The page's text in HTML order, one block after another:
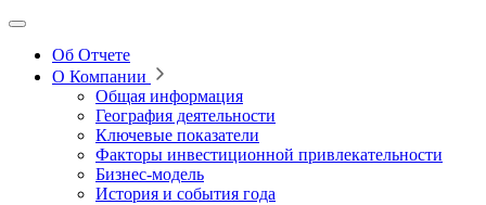
Об Отчете
О Компании
Общая информация
География деятельности
Ключевые показатели
Факторы инвестиционной привлекательности
Бизнес-модель
История и события года